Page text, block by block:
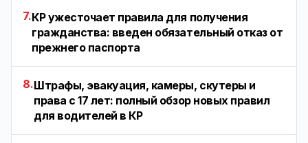
7.КР ужесточает правила для получения
гражданства: введен обязательный отказ от
прежнего паспорта
8.Штрафы, эвакуация, камеры, скутеры и
права с 17 лет: полный обзор новых правил
для водителей в КР